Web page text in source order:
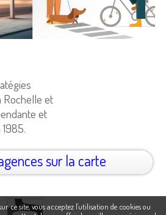
Rochelle et
et
sur la carte
ce site, vous acceptez l'utilisation de cookies ou